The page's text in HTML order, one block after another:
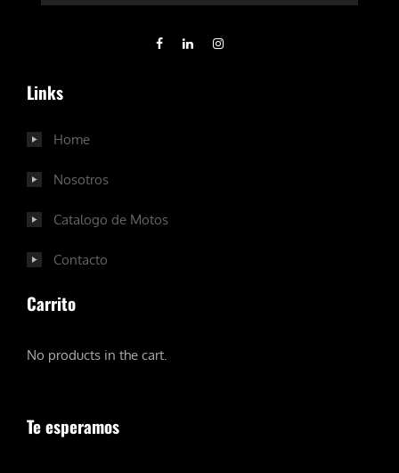
Links
Home
Nosotros
Catalogo de Motos
Contacto
Carrito
No products in the cart.
Te esperamos